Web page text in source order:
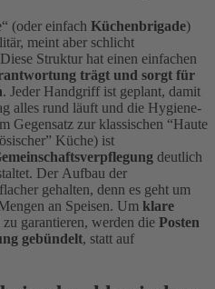
(oder einfach Küchenbrigade)
meint aber schlicht
Struktur hat einen einfachen
trägt und sorgt für
. Jeder Handgriff ist geplant, damit
alles rund läuft und die Hygiene-
Gegensatz zur klassischen “Haute
Küche) ist
deutlich
Der Aufbau der
gehalten, denn es geht um
an Speisen. Um klare
zu garantieren, werden die Posten
gebündelt, statt auf